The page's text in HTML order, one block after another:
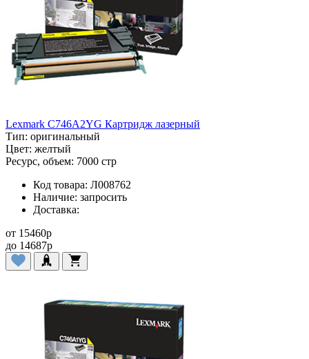
Lexmark C746A2YG Картридж лазерный
Тип: оригинальный
Цвет: желтый
Ресурс, объем: 7000 стр
Код товара: Л008762
Наличие: запросить
Доставка:
от 15460p
до 14687p